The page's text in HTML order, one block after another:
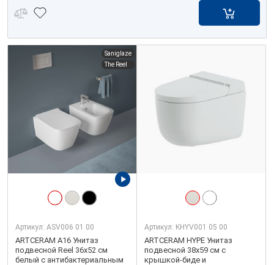
Saniglaze
The Reel
Артикул: ASV006 01 00
ARTCERAM A16 Унитаз
подвесной Reel 36х52 см
белый с антибактериальным
Артикул: KHYV001 05 00
ARTCERAM HYPE Унитаз
подвесной 38х59 см с
крышкой-биде и